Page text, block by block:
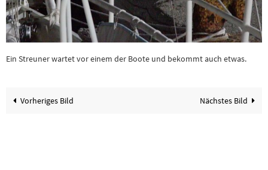
Ein Streuner wartet vor einem der Boote und bekommt auch etwas.
Vorheriges Bild Nächstes Bild